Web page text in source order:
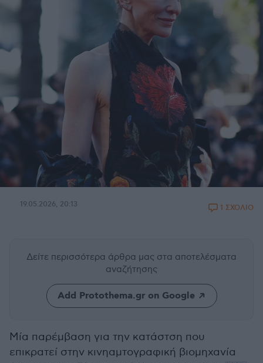
19.05.2026, 20:13 1 ΣΧΟΛΙΟ
Δείτε περισσότερα άρθρα μας στα αποτελέσματα
αναζήτησης
Add Protothema.gr on Google
Μία παρέμβαση για την κατάστση που
επικρατεί στην κινηαμτογραφική βιομηχανία